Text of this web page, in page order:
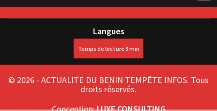
Langues
© 2026 - ACTUALITE DU BENIN TEMPÊTE INFOS. Tous
droits réservés.
Conception:LUXE CONSULTING